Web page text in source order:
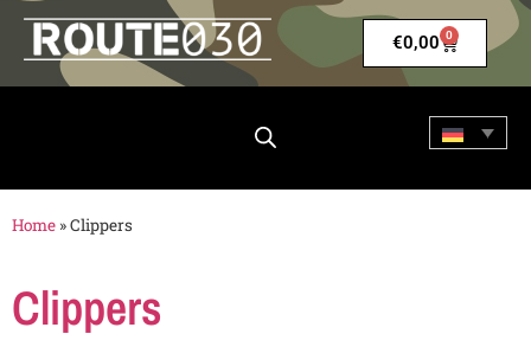
€0,00 0
Home »Clippers
Clippers